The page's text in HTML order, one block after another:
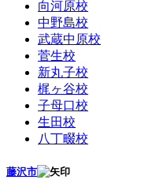
向河原校
中野島校
武蔵中原校
菅生校
新丸子校
梶ヶ谷校
子母口校
生田校
八丁畷校
藤沢市